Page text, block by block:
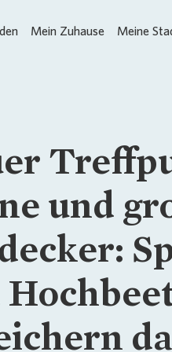
Mein Zuhause Meine
und